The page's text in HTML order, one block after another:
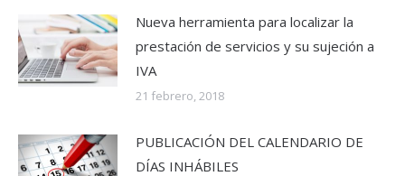
Nueva herramienta para localizar la
prestación de servicios y su sujeción a
IVA
21 febrero, 2018
PUBLICACIÓN DEL CALENDARIO DE
DÍAS INHÁBILES